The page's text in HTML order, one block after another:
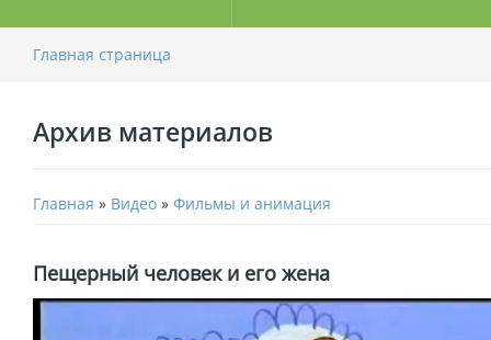
Главная страница
Архив материалов
Главная » Видео » Фильмы и анимация
Пещерный человек и его жена